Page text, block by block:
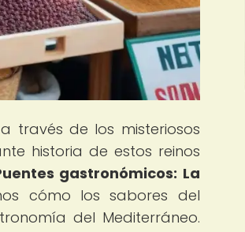
través de los misteriosos
historia de estos reinos
gastronómicos: La
cómo los sabores del
del Mediterráneo.